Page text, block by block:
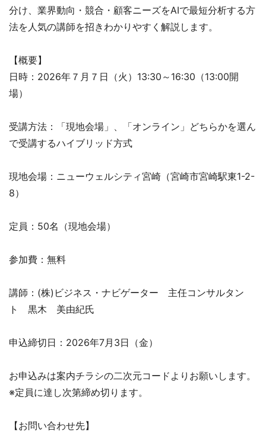
分け、業界動向・競合・顧客ニーズをAIで最短分析する方
法を人気の講師を招きわかりやすく解説します。
【概要】
日時：2026年７月７日（火）13:30～16:30（13:00開
場）
受講方法：「現地会場」、「オンライン」どちらかを選ん
で受講するハイブリッド方式
現地会場：ニューウェルシティ宮崎（宮崎市宮崎駅東1-2-
8）
定員：50名（現地会場）
参加費：無料
講師：(株)ビジネス・ナビゲーター 主任コンサルタン
ト 黒木 美由紀氏
申込締切日：2026年7月3日（金）
お申込みは案内チラシの二次元コードよりお願いします。
※定員に達し次第締め切ります。
【お問い合わせ先】